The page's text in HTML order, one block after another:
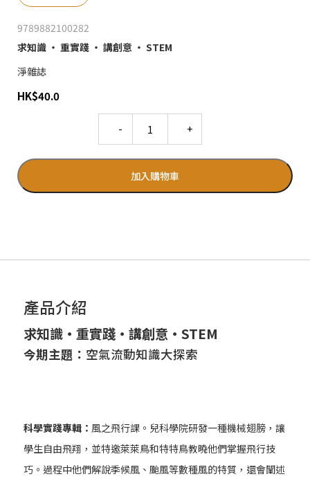
9789882100282
求知識 ‧ 重實踐 ‧ 講創意 ‧ STEM
淨雜誌
HK$40.0
加入購物車
產品介紹
求知識‧重實踐‧講創意‧STEM
今期主題： 空氣流動知識大探索
科學實踐專輯： 風之飛行課。兒科學院研發一種機械翅膀，讓
學生自由飛翔，並特邀萊萊鳥和特特鳥教曉他們掌握飛行技
巧。過程中他們解說季候風、颱風等數種風的特質，還會闡述